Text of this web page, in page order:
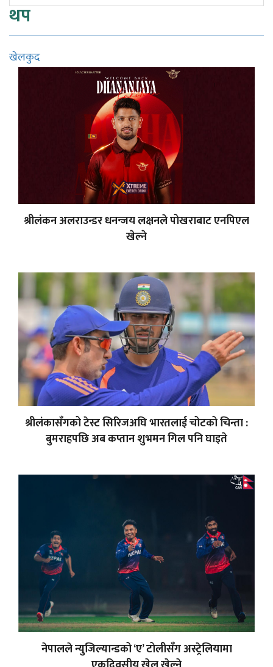
थप
खेलकुद
श्रीलंकन अलराउन्डर धनन्जय लक्षनले पोखराबाट एनपिएल
खेल्ने
श्रीलंकासँगको टेस्ट सिरिजअघि भारतलाई चोटको चिन्ता :
बुमराहपछि अब कप्तान शुभमन गिल पनि घाइते
नेपालले न्युजिल्यान्डको ‘ए’ टोलीसँग अस्ट्रेलियामा